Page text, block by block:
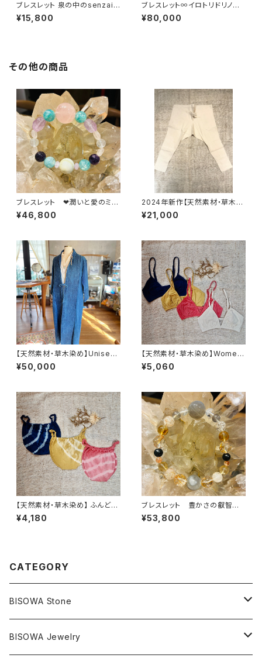
ブレスレット 泉の中のsenzai
意識をヒラコウ
¥15,800
ブレスレット∞イロトリドリノ天
使とウタッテオドロウ♪∞
¥80,000
その他の商品
ブレスレット ❤潤いと愛のミチ
タ世界の中で❤
¥46,800
2024年新作【天然素材・草木染
め】Noragi pants ヘンプコット
ン ナチュラル
¥21,000
【天然素材・草木染め】Unisex
カシュクール ヘンプコットン
¥50,000
【天然素材・草木染め】Womem
ブラ バンブー
¥5,060
【天然素材・草木染め】 ふんどし
パンツ バンブー
¥4,180
ブレスレット 豊かさの叡智に
繋がってアソボウ♾
¥53,800
CATEGORY
BISOWA Stone
マスタークリスタル / 水晶
BISOWA Jewelry